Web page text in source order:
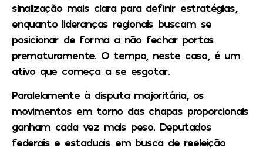
sinalização mais clara para definir estratégias,
enquanto lideranças regionais buscam se
posicionar de forma a não fechar portas
prematuramente. O tempo, neste caso, é um
ativo que começa a se esgotar.
Paralelamente à disputa majoritária, os
movimentos em torno das chapas proporcionais
ganham cada vez mais peso. Deputados
federais e estaduais em busca de reeleição